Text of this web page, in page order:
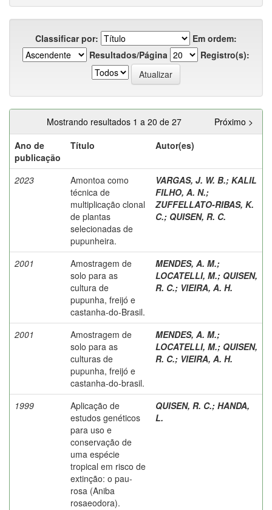
Classificar por:
Em ordem:
Resultados/Página
Registro(s):
Mostrando resultados 1 a 20 de 27
Próximo >
Ano de
publicação
Título Autor(es)
2023
Amontoa como
técnica de
multiplicação clonal
de plantas
selecionadas de
pupunheira.
VARGAS, J. W. B.; KALIL
FILHO, A. N.;
ZUFFELLATO-RIBAS, K.
C.; QUISEN, R. C.
2001
Amostragem de
solo para as
cultura de
pupunha, freijó e
castanha-do-Brasil.
MENDES, A. M.;
LOCATELLI, M.; QUISEN,
R. C.; VIEIRA, A. H.
2001
Amostragem de
solo para as
culturas de
pupunha, freijó e
castanha-do-brasil.
MENDES, A. M.;
LOCATELLI, M.; QUISEN,
R. C.; VIEIRA, A. H.
1999
Aplicação de
estudos genéticos
para uso e
conservação de
uma espécie
tropical em risco de
extinção: o pau-
rosa (Aniba
rosaeodora).
QUISEN, R. C.; HANDA,
L.